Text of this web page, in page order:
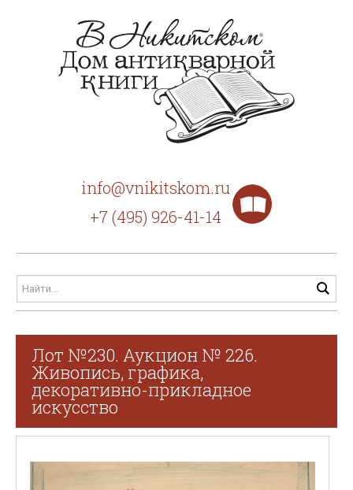
info@vnikitskom.ru
+7 (495) 926-41-14
Лот №230. Аукцион № 226.
Живопись, графика,
декоративно-прикладное
искусство